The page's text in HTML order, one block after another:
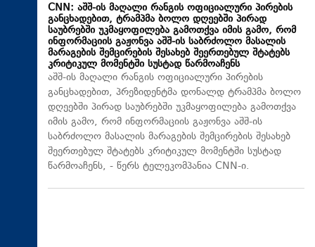
CNN: აშშ-ის მაღალი რანგის ოფიციალური პირების
განცხადებით, ტრამპმა ბოლო დღეებში პირად
საუბრებში უკმაყოფილება გამოთქვა იმის გამო, რომ
ინფორმაციის გაჟონვა აშშ-ის საბრძოლო მასალის
მარაგების შემცირების შესახებ შეერთებულ შტატებს
კრიტიკულ მომენტში სუსტად წარმოაჩენს
აშშ-ის მაღალი რანგის ოფიციალური პირების
განცხადებით, პრეზიდენტმა დონალდ ტრამპმა ბოლო
დღეებში პირად საუბრებში უკმაყოფილება გამოთქვა
იმის გამო, რომ ინფორმაციის გაჟონვა აშშ-ის
საბრძოლო მასალის მარაგების შემცირების შესახებ
შეერთებულ შტატებს კრიტიკულ მომენტში სუსტად
წარმოაჩენს, - წერს ტელეკომპანია CNN-ი.